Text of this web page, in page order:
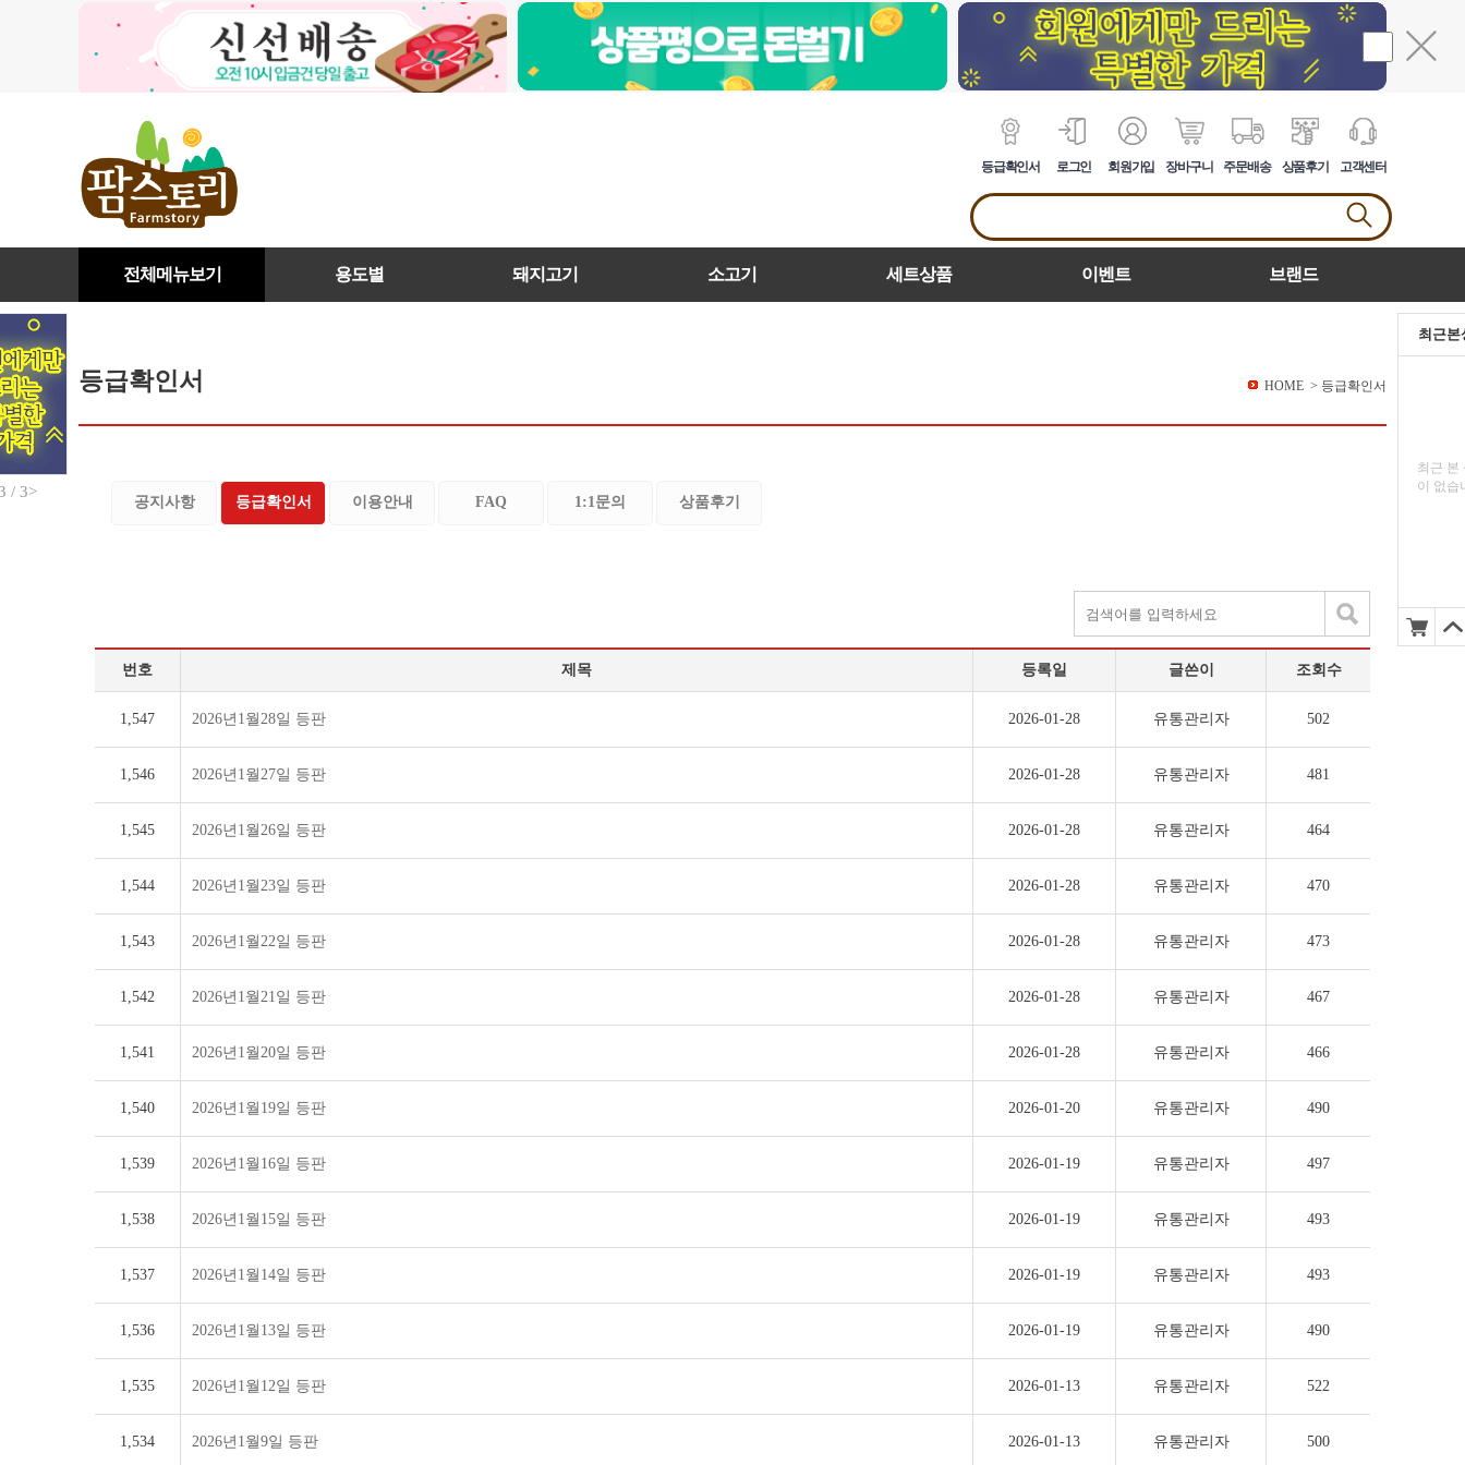
등급확인서 로그인 회원가입 장바구니 주문배송 상품후기 고객센터
전체메뉴보기 용도별 돼지고기 소고기 세트상품 이벤트 브랜드
/ 3>
최근본
최근 본
이 없습
등급확인서 HOME > 등급확인서
공지사항 등급확인서 이용안내 FAQ 1:1문의 상품후기
번호 제목 등록일 글쓴이 조회수
1,547 2026년1월28일 등판 2026-01-28 유통관리자 502
1,546 2026년1월27일 등판 2026-01-28 유통관리자 481
1,545 2026년1월26일 등판 2026-01-28 유통관리자 464
1,544 2026년1월23일 등판 2026-01-28 유통관리자 470
1,543 2026년1월22일 등판 2026-01-28 유통관리자 473
1,542 2026년1월21일 등판 2026-01-28 유통관리자 467
1,541 2026년1월20일 등판 2026-01-28 유통관리자 466
1,540 2026년1월19일 등판 2026-01-20 유통관리자 490
1,539 2026년1월16일 등판 2026-01-19 유통관리자 497
1,538 2026년1월15일 등판 2026-01-19 유통관리자 493
1,537 2026년1월14일 등판 2026-01-19 유통관리자 493
1,536 2026년1월13일 등판 2026-01-19 유통관리자 490
1,535 2026년1월12일 등판 2026-01-13 유통관리자 522
1,534 2026년1월9일 등판 2026-01-13 유통관리자 500